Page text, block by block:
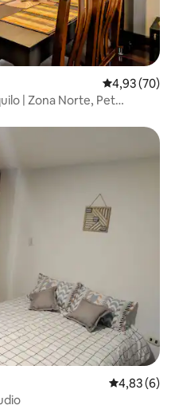
4,93 de uma
4,93 (70)
| Zona Norte, Pet
4,83 de uma
4,83 (6)